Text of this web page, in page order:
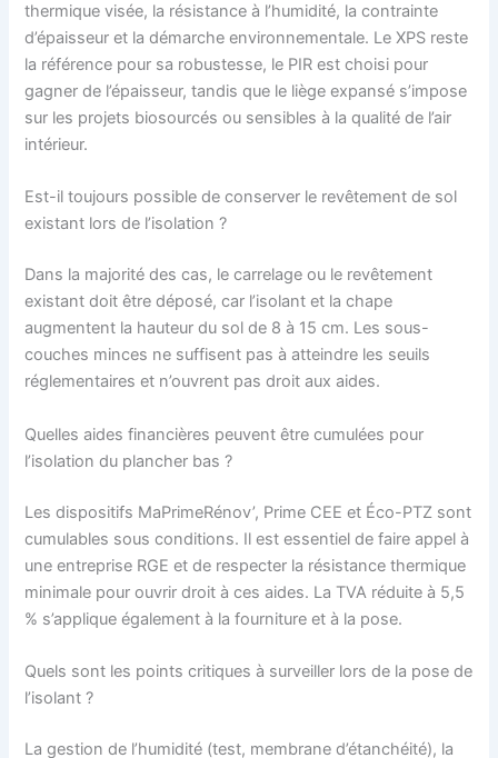
thermique visée, la résistance à l’humidité, la contrainte
d’épaisseur et la démarche environnementale. Le XPS reste
la référence pour sa robustesse, le PIR est choisi pour
gagner de l’épaisseur, tandis que le liège expansé s’impose
sur les projets biosourcés ou sensibles à la qualité de l’air
intérieur.
Est-il toujours possible de conserver le revêtement de sol
existant lors de l’isolation ?
Dans la majorité des cas, le carrelage ou le revêtement
existant doit être déposé, car l’isolant et la chape
augmentent la hauteur du sol de 8 à 15 cm. Les sous-
couches minces ne suffisent pas à atteindre les seuils
réglementaires et n’ouvrent pas droit aux aides.
Quelles aides financières peuvent être cumulées pour
l’isolation du plancher bas ?
Les dispositifs MaPrimeRénov’, Prime CEE et Éco-PTZ sont
cumulables sous conditions. Il est essentiel de faire appel à
une entreprise RGE et de respecter la résistance thermique
minimale pour ouvrir droit à ces aides. La TVA réduite à 5,5
% s’applique également à la fourniture et à la pose.
Quels sont les points critiques à surveiller lors de la pose de
l’isolant ?
La gestion de l’humidité (test, membrane d’étanchéité), la